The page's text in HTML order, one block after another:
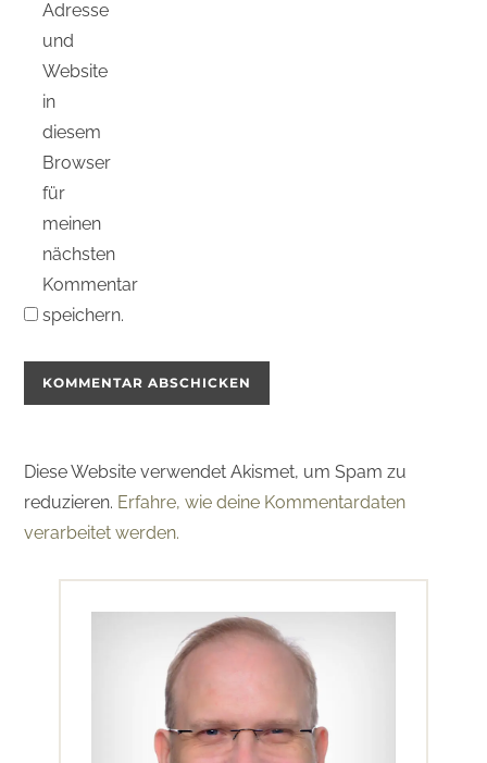
Adresse
und
Website
in
diesem
Browser
für
meinen
nächsten
Kommentar
speichern.
Diese Website verwendet Akismet, um Spam zu
reduzieren. Erfahre, wie deine Kommentardaten
verarbeitet werden.